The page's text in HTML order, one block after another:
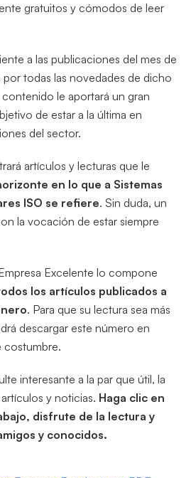
gratuitos y cómodos de leer
a las publicaciones del mes de
todas las novedades de dicho
le aportará un gran
de estar a la última en
del sector.
artículos y lecturas que le
en lo que a Sistemas
ISO se refiere. Sin duda, un
la vocación de estar siempre
Excelente lo compone
los artículos publicados a
. Para que su lectura sea más
descargar este número en
costumbre.
interesante a la par que útil, la
y noticias. Haga clic en
disfrute de la lectura y
y conocidos.